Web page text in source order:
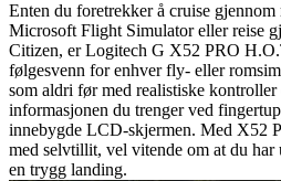
Enten du foretrekker å cruise
Microsoft Flight Simulator eller reise
Citizen, er Logitech G X52 PRO
følgesvenn for enhver fly- eller
som aldri før med realistiske kontroller
informasjonen du trenger ved
innebygde LCD-skjermen. Med X52
med selvtillit, vel vitende om at du har
en trygg landing.